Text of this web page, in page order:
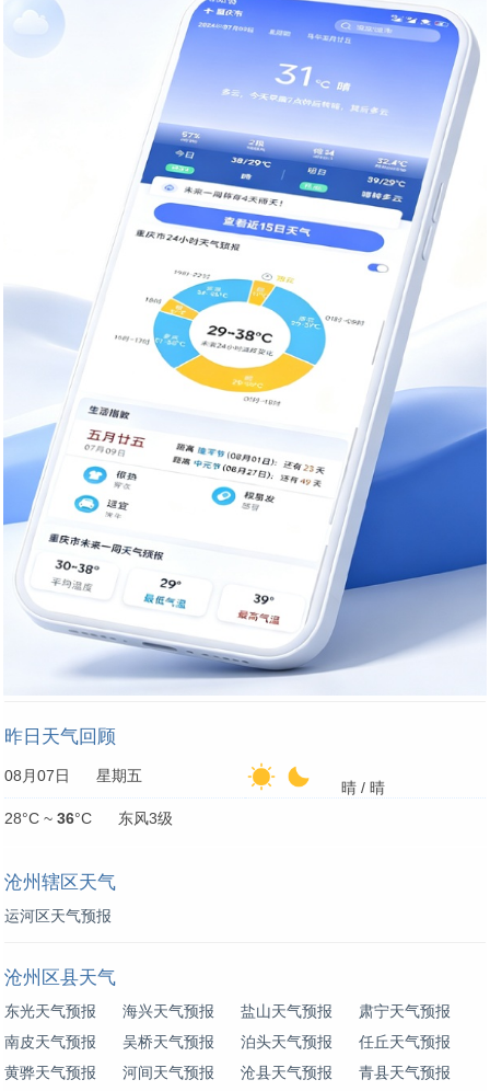
昨日天气回顾
08月07日 星期五
晴 / 晴
28°C ~ 36°C 东风3级
沧州辖区天气
运河区天气预报
沧州区县天气
东光天气预报 海兴天气预报 盐山天气预报
肃宁天气预报
南皮天气预报
吴桥天气预报 泊头天气预报
任丘天气预报
黄骅天气预报
河间天气预报 沧县天气预报 青县天气预报